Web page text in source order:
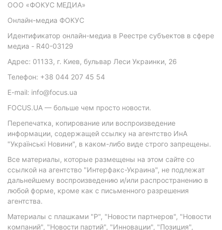
ООО «ФОКУС МЕДИА»
Онлайн-медиа ФОКУС
Идентификатор онлайн-медиа в Реестре субъектов в сфере
медиа - R40-03129
Адрес: 01133, г. Киев, бульвар Леси Украинки, 26
Телефон: +38 044 207 45 54
E-mail: info@focus.ua
FOCUS.UA — больше чем просто новости.
Перепечатка, копирование или воспроизведение
информации, содержащей ссылку на агентство ИнА
"Українські Новини", в каком-либо виде строго запрещены.
Все материалы, которые размещены на этом сайте со
ссылкой на агентство "Интерфакс-Украина", не подлежат
дальнейшему воспроизведению и/или распространению в
любой форме, кроме как с письменного разрешения
агентства.
Материалы с плашками "Р", "Новости партнеров", "Новости
компаний", "Новости партий", "Инновации", "Позиция",